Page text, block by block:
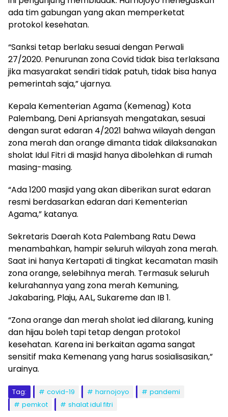
ada tim gabungan yang akan memperketat
protokol kesehatan.
“Sanksi tetap berlaku sesuai dengan Perwali
27/2020. Penurunan zona Covid tidak bisa terlaksana
jika masyarakat sendiri tidak patuh, tidak bisa hanya
pemerintah saja,” ujarnya.
Kepala Kementerian Agama (Kemenag) Kota
Palembang, Deni Apriansyah mengatakan, sesuai
dengan surat edaran 4/2021 bahwa wilayah dengan
zona merah dan orange dimanta tidak dilaksanakan
sholat Idul Fitri di masjid hanya dibolehkan di rumah
masing-masing.
“Ada 1200 masjid yang akan diberikan surat edaran
resmi berdasarkan edaran dari Kementerian
Agama,” katanya.
Sekretaris Daerah Kota Palembang Ratu Dewa
menambahkan, hampir seluruh wilayah zona merah.
Saat ini hanya Kertapati di tingkat kecamatan masih
zona orange, selebihnya merah. Termasuk seluruh
kelurahannya yang zona merah Kemuning,
Jakabaring, Plaju, AAL, Sukareme dan IB 1.
“Zona orange dan merah sholat ied dilarang, kuning
dan hijau boleh tapi tetap dengan protokol
kesehatan. Karena ini berkaitan agama sangat
sensitif maka Kemenang yang harus sosialisasikan,”
urainya.
Tag: covid-19 harnojoyo
pandemi
pemkot
shalat idul fitri